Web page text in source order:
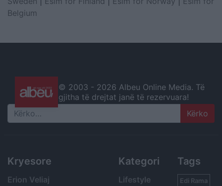
Belgium
© 2003 - 2026 Albeu Online Media. Të
gjitha të drejtat janë të rezervuara!
Search
Kryesore
Erion Veliaj
Kategori
Lifestyle
Tags
Edi Rama